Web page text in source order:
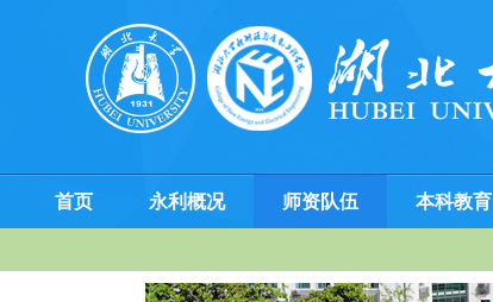
首页 永利概况 师资队伍 本科教育